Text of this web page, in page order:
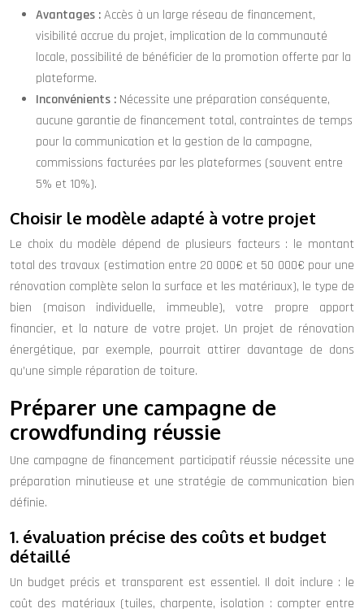
Avantages :Accès à un large réseau de financement,
visibilité accrue du projet, implication de la communauté
locale, possibilité de bénéficier de la promotion offerte par la
plateforme.
Inconvénients : Nécessite une préparation conséquente,
aucune garantie de financement total, contraintes de temps
pour la communication et la gestion de la campagne,
commissions facturées par les plateformes (souvent entre
5% et 10%).
Choisir le modèle adapté à votre projet
Le choix du modèle dépend de plusieurs facteurs : le montant
total des travaux (estimation entre 20 000€ et 50 000€ pour une
rénovation complète selon la surface et les matériaux), le type de
bien (maison individuelle, immeuble), votre propre apport
financier, et la nature de votre projet. Un projet de rénovation
énergétique, par exemple, pourrait attirer davantage de dons
qu’une simple réparation de toiture.
Préparer une campagne de
crowdfunding réussie
Une campagne de financement participatif réussie nécessite une
préparation minutieuse et une stratégie de communication bien
définie.
1. évaluation précise des coûts et budget
détaillé
Un budget précis et transparent est essentiel. Il doit inclure : le
coût des matériaux (tuiles, charpente, isolation : compter entre